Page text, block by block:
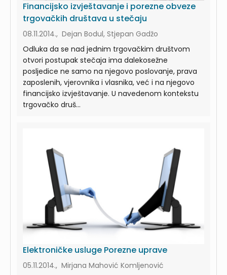
Financijsko izvještavanje i porezne obveze
trgovačkih društava u stečaju
08.11.2014., Dejan Bodul, Stjepan Gadžo
Odluka da se nad jednim trgovačkim društvom
otvori postupak stečaja ima dalekosežne
posljedice ne samo na njegovo poslovanje, prava
zaposlenih, vjerovnika i vlasnika, već i na njegovo
financijsko izvještavanje. U navedenom kontekstu
trgovačko druš...
Elektroničke usluge Porezne uprave
05.11.2014., Mirjana Mahović Komljenović